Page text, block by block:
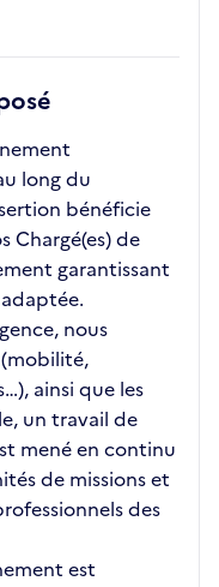
long du
bénéficie
Chargé(es) de
garantissant
nous
ainsi que les
un travail de
mené en continu
de missions et
des
est